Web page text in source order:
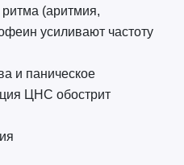
(аритмия,
усиливают частоту
и паническое
ЦНС обострит